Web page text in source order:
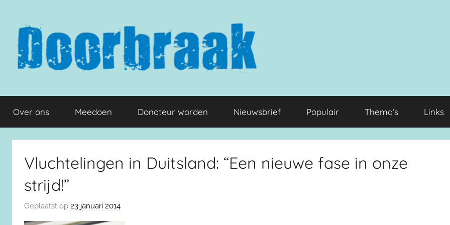
inhoud
springen
Doorbraak.eu
Over ons Meedoen Donateur worden Nieuwsbrief Populair Thema’s Links
Vluchtelingen in Duitsland: “Een nieuwe fase in onze
strijd!”
Geplaatst op 23 januari 2014